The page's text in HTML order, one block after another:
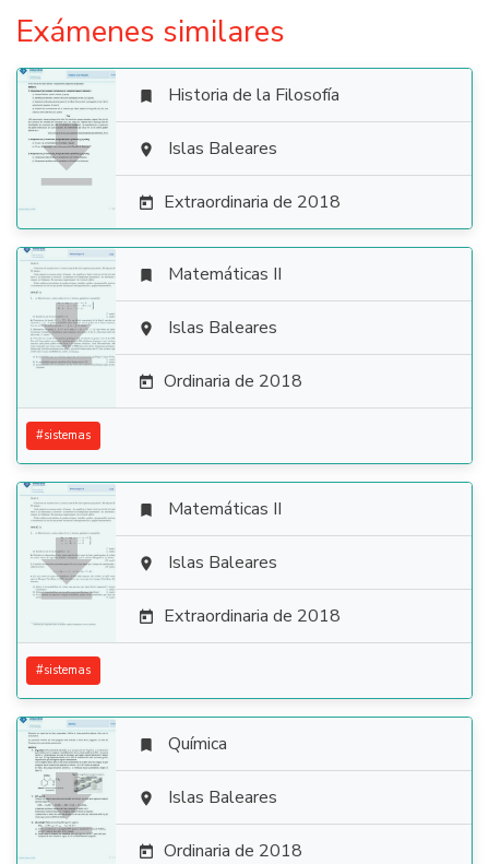
Exámenes similares

 Historia de la Filosofía
 Islas Baleares
 Extraordinaria de 2018

 Matemáticas II
 Islas Baleares
 Ordinaria de 2018
#sistemas

 Matemáticas II
 Islas Baleares
 Extraordinaria de 2018
#sistemas

 Química
 Islas Baleares
 Ordinaria de 2018